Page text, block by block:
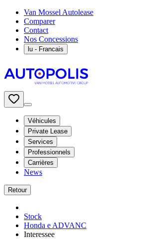
Van Mossel Autolease
Comparer
Contact
Nos Concessions
lu - Francais
Véhicules
Private Lease
Services
Professionnels
Carrières
News
Retour
Stock
Honda e ADVANC
Interessee